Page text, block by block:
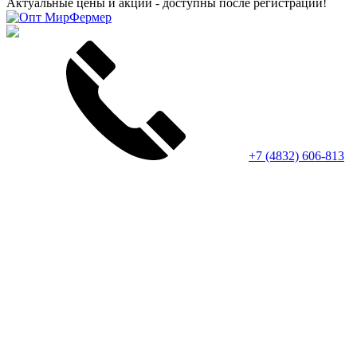
Актуальные цены и акции - доступны после регистрации!
+7 (4832) 606-813